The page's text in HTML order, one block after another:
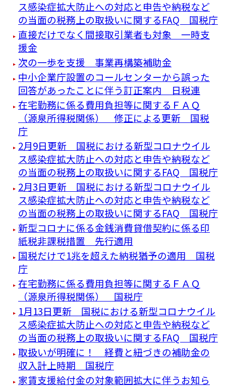
ス感染症拡大防止への対応と申告や納税など
の当面の税務上の取扱いに関するFAQ 国税庁
直接だけでなく間接取引業者も対象 一時支
援金
次の一歩を支援 事業再構築補助金
中小企業庁設置のコールセンターから誤った
回答があったことに伴う訂正案内 日税連
在宅勤務に係る費用負担等に関するＦＡＱ
（源泉所得税関係） 修正による更新 国税
庁
2月9日更新 国税における新型コロナウイル
ス感染症拡大防止への対応と申告や納税など
の当面の税務上の取扱いに関するFAQ 国税庁
2月3日更新 国税における新型コロナウイル
ス感染症拡大防止への対応と申告や納税など
の当面の税務上の取扱いに関するFAQ 国税庁
新型コロナに係る金銭消費貸借契約に係る印
紙税非課税措置 先行適用
国税だけで1兆を超えた納税猶予の適用 国税
庁
在宅勤務に係る費用負担等に関するＦＡＱ
（源泉所得税関係） 国税庁
1月13日更新 国税における新型コロナウイル
ス感染症拡大防止への対応と申告や納税など
の当面の税務上の取扱いに関するFAQ 国税庁
取扱いが明確に！ 経費と紐づきの補助金の
収入計上時期 国税庁
家賃支援給付金の対象範囲拡大に伴うお知ら